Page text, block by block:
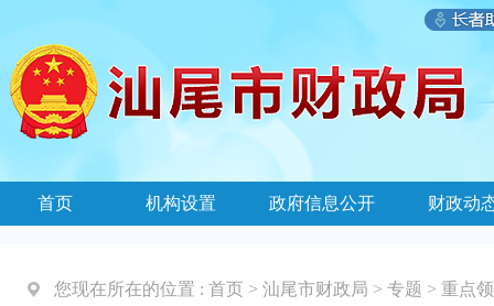
首页 机构设置 政府信息公开 财政动
您现在所在的位置 : 首页 > 汕尾市财政局 > 专题 > 重点